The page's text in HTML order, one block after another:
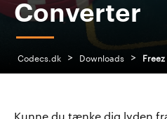
Converter
Codecs.dk > Downloads >